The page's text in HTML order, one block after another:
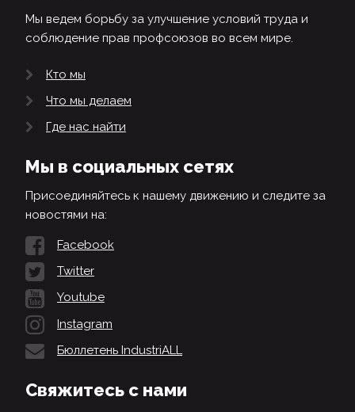
Мы ведем борьбу за улучшение условий труда и
соблюдение прав профсоюзов во всем мире.
Кто мы
Что мы делаем
Где нас найти
Мы в социальных сетях
Присоединяйтесь к нашему движению и следите за
новостями на:
Facebook
Twitter
Youtube
Instagram
Бюллетень IndustriALL
Свяжитесь с нами